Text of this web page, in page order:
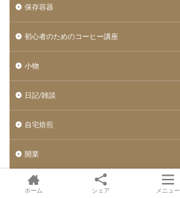
保存容器
初心者のためのコーヒー講座
小物
日記/雑談
自宅焙煎
開業
ホーム シェア メニュー